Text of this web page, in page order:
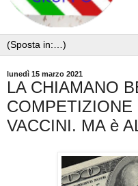
lunedì 15 marzo 2021
LA CHIAMANO
COMPETIZIONE
VACCINI. MA è